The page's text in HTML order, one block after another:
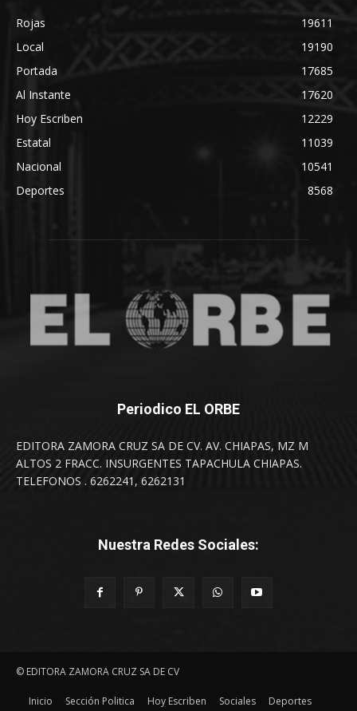
Rojas
19611
Local
19190
Portada
17685
Al Instante
17620
Hoy Escriben
12229
Estatal
11039
Nacional
10541
Deportes
8568
Periodico EL ORBE
EDITORA ZAMORA CRUZ SA DE CV. AV. CHIAPAS, MZ M
ALTOS 2 FRACC. INSURGENTES TAPACHULA CHIAPAS.
TELEFONOS . 6262241, 6262131
Nuestra Redes Sociales:
© EDITORA ZAMORA CRUZ SA DE CV
Inicio Sección Politica Hoy Escriben Sociales
Deportes